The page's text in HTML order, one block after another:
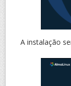
A instalação